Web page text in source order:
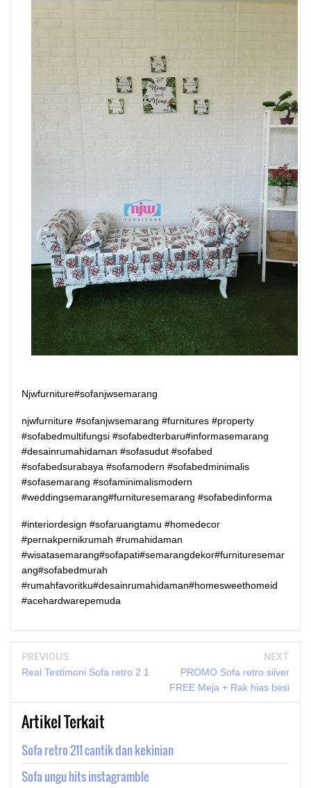
Njwfurniture#sofanjwsemarang
njwfurniture #sofanjwsemarang #furnitures #property
#sofabedmultifungsi #sofabedterbaru#informasemarang
#desainrumahidaman #sofasudut #sofabed
#sofabedsurabaya #sofamodern #sofabedminimalis
#sofasemarang #sofaminimalismodern
#weddingsemarang#furnituresemarang #sofabedinforma
#interiordesign #sofaruangtamu #homedecor
#pernakpernikrumah #rumahidaman
#wisatasemarang#sofapati#semarangdekor#furnituresemar
ang#sofabedmurah
#rumahfavoritku#desainrumahidaman#homesweethomeid
#acehardwarepemuda
PREVIOUS
Real Testimoni Sofa retro 2 1
NEXT
PROMO Sofa retro silver
FREE Meja + Rak hias besi
Artikel Terkait
Sofa retro 211 cantik dan kekinian
Sofa ungu hits instagramble